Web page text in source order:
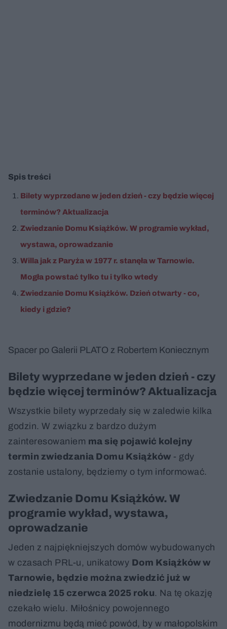
Spis treści
Bilety wyprzedane w jeden dzień - czy będzie więcej
terminów? Aktualizacja
Zwiedzanie Domu Książków. W programie wykład,
wystawa, oprowadzanie
Willa jak z Paryża w 1977 r. stanęła w Tarnowie.
Mogła powstać tylko tu i tylko wtedy
Zwiedzanie Domu Książków. Dzień otwarty - co,
kiedy i gdzie?
Spacer po Galerii PLATO z Robertem Koniecznym
Bilety wyprzedane w jeden dzień - czy
będzie więcej terminów? Aktualizacja
Wszystkie bilety wyprzedały się w zaledwie kilka
godzin. W związku z bardzo dużym
zainteresowaniem ma się pojawić kolejny
termin zwiedzania Domu Książków - gdy
zostanie ustalony, będziemy o tym informować.
Zwiedzanie Domu Książków. W
programie wykład, wystawa,
oprowadzanie
Jeden z najpiękniejszych domów wybudowanych
w czasach PRL-u, unikatowy Dom Książków w
Tarnowie, będzie można zwiedzić już w
niedzielę 15 czerwca 2025 roku. Na tę okazję
czekało wielu. Miłośnicy powojennego
modernizmu będą mieć powód, by w małopolskim